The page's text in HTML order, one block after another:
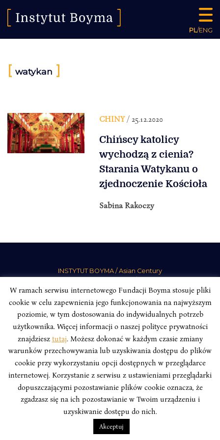
PL/ENG
[ watykan ]
CHINY/ 25.12.2020
Chińscy katolicy
wychodzą z cienia?
Starania Watykanu o
zjednoczenie Kościoła
Sabina Rakoczy
INSTYTUT BOYMA / Asian Century
Odwiedź nas w mediach społecznościowych:
INSTYTUT BOYMA. WSZELKIE PRAWA ZASTRZEŻONE.
Polityka
Prywatności Serwisu Polityka Prywatności Fundacji
design Beata Świerczyńska , development Alan Głodek
W ramach serwisu internetowego Fundacji Boyma stosuje pliki
cookie w celu zapewnienia jego funkcjonowania na najwyższym
poziomie, w tym dostosowania do indywidualnych potrzeb
użytkownika. Więcej informacji o naszej polityce prywatności
znajdziesz tutaj. Możesz dokonać w każdym czasie zmiany
warunków przechowywania lub uzyskiwania dostępu do plików
cookie przy wykorzystaniu opcji dostępnych w przeglądarce
internetowej. Korzystanie z serwisu z ustawieniami przeglądarki
dopuszczającymi pozostawianie plików cookie oznacza, że
zgadzasz się na ich pozostawianie w Twoim urządzeniu i
uzyskiwanie dostępu do nich.
Akceptuj